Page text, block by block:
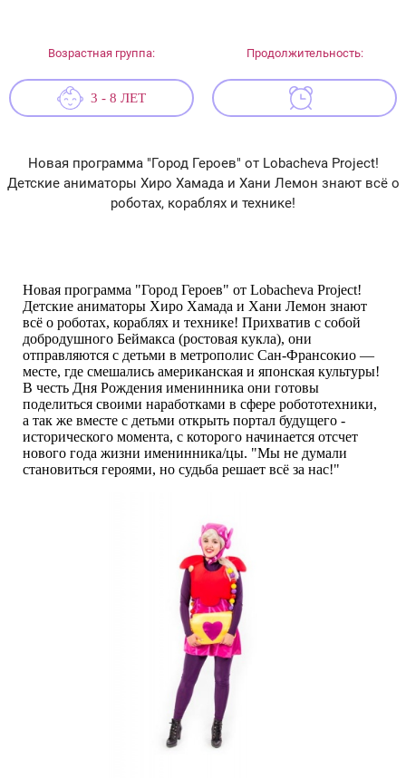
Новая программа "Город Героев" от Lobacheva Project!
Детские аниматоры Хиро Хамада и Хани Лемон знают всё о
роботах, кораблях и технике!
Возрастная группа:
3 - 8 ЛЕТ
Продолжительность:
Новая программа "Город Героев" от Lobacheva Project!
Детские аниматоры Хиро Хамада и Хани Лемон знают
всё о роботах, кораблях и технике! Прихватив с собой
добродушного Беймакса (ростовая кукла), они
отправляются с детьми в метрополис Сан-Франсокио —
месте, где смешались американская и японская культуры!
В честь Дня Рождения именинника они готовы
поделиться своими наработками в сфере робототехники,
а так же вместе с детьми открыть портал будущего -
исторического момента, с которого начинается отсчет
нового года жизни именинника/цы. "Мы не думали
становиться героями, но судьба решает всё за нас!"